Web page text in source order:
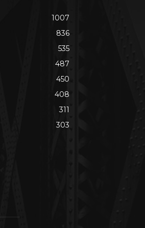
1007
836
535
487
450
408
311
303